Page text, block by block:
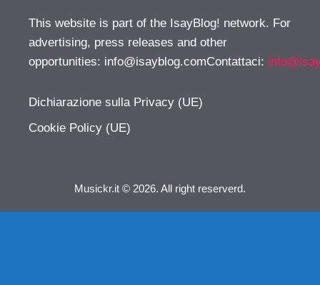
This website is part of the IsayBlog! network. For
advertising, press releases and other
opportunities: info@isayblog.comContattaci:
Dichiarazione sulla Privacy (UE)
Cookie Policy (UE)
Musickr.it © 2026. All right reserverd.